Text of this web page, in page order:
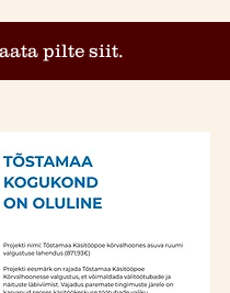
pilte siit.